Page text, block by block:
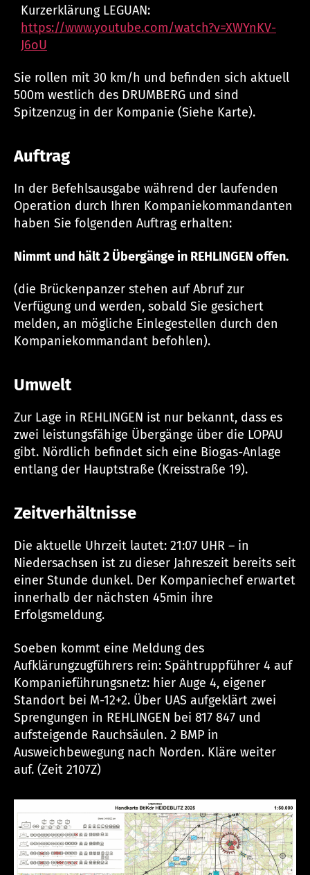
Kurzerklärung LEGUAN:
https://www.youtube.com/watch?v=XWYnKV-
J6oU
Sie rollen mit 30 km/h und befinden sich aktuell
500m westlich des DRUMBERG und sind
Spitzenzug in der Kompanie (Siehe Karte).
Auftrag
In der Befehlsausgabe während der laufenden
Operation durch Ihren Kompaniekommandanten
haben Sie folgenden Auftrag erhalten:
Nimmt und hält 2 Übergänge in REHLINGEN offen.
(die Brückenpanzer stehen auf Abruf zur
Verfügung und werden, sobald Sie gesichert
melden, an mögliche Einlegestellen durch den
Kompaniekommandant befohlen).
Umwelt
Zur Lage in REHLINGEN ist nur bekannt, dass es
zwei leistungsfähige Übergänge über die LOPAU
gibt. Nördlich befindet sich eine Biogas-Anlage
entlang der Hauptstraße (Kreisstraße 19).
Zeitverhältnisse
Die aktuelle Uhrzeit lautet: 21:07 UHR – in
Niedersachsen ist zu dieser Jahreszeit bereits seit
einer Stunde dunkel. Der Kompaniechef erwartet
innerhalb der nächsten 45min ihre
Erfolgsmeldung.
Soeben kommt eine Meldung des
Aufklärungzugführers rein: Spähtruppführer 4 auf
Kompanieführungsnetz: hier Auge 4, eigener
Standort bei M-12+2. Über UAS aufgeklärt zwei
Sprengungen in REHLINGEN bei 817 847 und
aufsteigende Rauchsäulen. 2 BMP in
Ausweichbewegung nach Norden. Kläre weiter
auf. (Zeit 2107Z)